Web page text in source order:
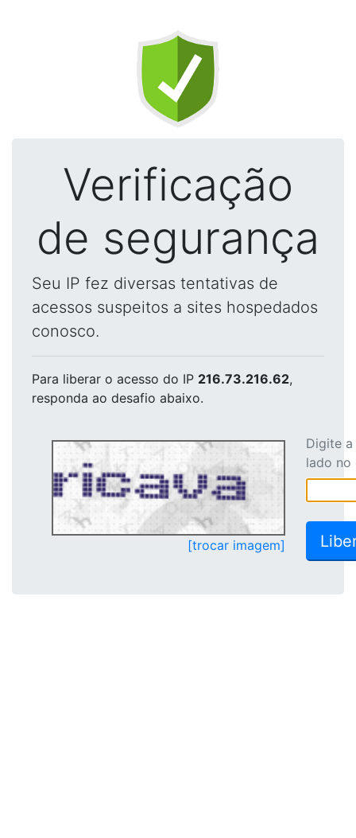
Verificação
de segurança
Seu IP fez diversas tentativas de
acessos suspeitos a sites hospedados
conosco.
Para liberar o acesso do IP 216.73.216.62,
responda ao desafio abaixo.
[trocar imagem]
Digite
lado no